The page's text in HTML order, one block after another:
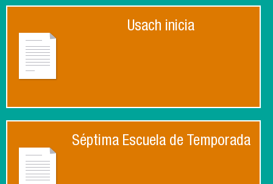
Usach inicia
Séptima Escuela de Temporada